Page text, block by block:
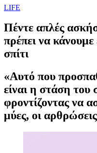
LIFE
Πέντε απλές
πρέπει να
σπίτι
«Αυτό που
είναι η στάση
φροντίζοντας να
μύες, οι